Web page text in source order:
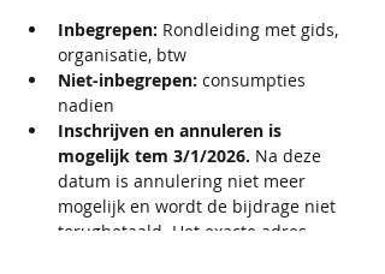
Inbegrepen: Rondleiding met gids,
organisatie, btw
Niet-inbegrepen: consumpties
nadien
Inschrijven en annuleren is
mogelijk tem 3/1/2026. Na deze
datum is annulering niet meer
mogelijk en wordt de bijdrage niet
terugbetaald. Het exacte adres